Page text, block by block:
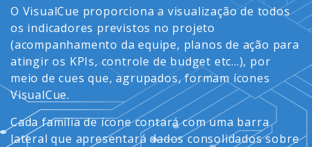
O VisualCue proporciona a visualização de todos
os indicadores previstos no projeto
(acompanhamento da equipe, planos de ação para
atingir os KPIs, controle de budget etc...), por
meio de cues que, agrupados, formam ícones
VisualCue.
Cada família de ícone contará com uma barra
lateral que apresentará dados consolidados sobre